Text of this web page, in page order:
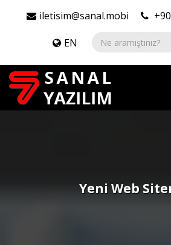
iletisim@sanal.mobi
EN
Yeni Web